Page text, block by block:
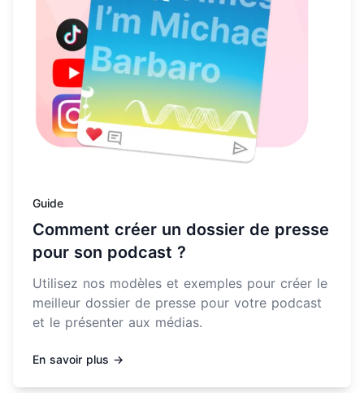
Guide
Comment créer un dossier de presse
pour son podcast ?
Utilisez nos modèles et exemples pour créer le
meilleur dossier de presse pour votre podcast
et le présenter aux médias.
En savoir plus →